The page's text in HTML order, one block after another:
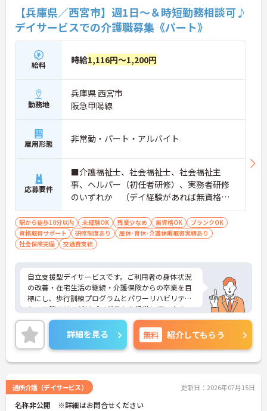
【兵庫県／西宮市】週1日～＆時短勤務相談可♪
デイサービスでの介護職募集《パート》
給料 時給1,116円～1,200円
勤務地
兵庫県 西宮市
阪急甲陽線
雇用形態 非常勤・パート・アルバイト
応募要件
■介護福祉士、社会福祉士、社会福祉主
事、ヘルパー（初任者研修）、実務者研修
のいずれか （デイ経験があれば無資格の
応募可） ※現場未経験・ブランクOK、土日
祝の勤務が可能な方優遇 ■普通自動車運転
免許（ペーパー不可）
駅から徒歩10分以内 未経験OK 残業少なめ 無資格OK
ブランクOK
資格取得サポート
研修制度あり
産休･育休･介護休暇取得実績あり
社会保険完備
交通費支給
自立支援型デイサービスです。ご利用者の身体状況
の改善・在宅生活の継続・介護保険からの卒業を目
標にし、歩行訓練プログラムとパワーリハビリテー
ション等のリハビリプログラムを提供しています。
入社時はもちろん、定期的に研修を行い、スキルア
ップを目指せます。日勤のみ、週1日～の勤務が相談
できます。
ご興味のある方には、面接対策ポイントなど、さら
に詳細をお話しいたしますのでお気軽にご相談くだ
詳細を見る 無料 紹介してもらう
通所介護（デイサービス） 更新日：2026年07月15日
名称非公開 ※詳細はお問合せください